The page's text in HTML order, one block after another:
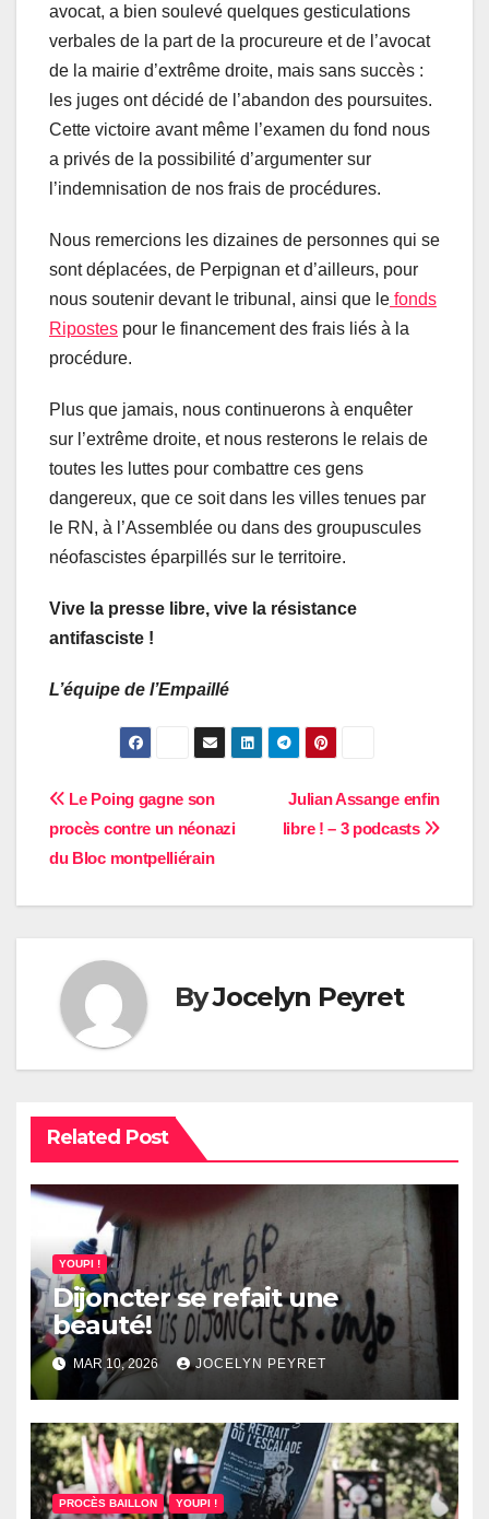
avocat, a bien soulevé quelques gesticulations
verbales de la part de la procureure et de l’avocat
de la mairie d’extrême droite, mais sans succès :
les juges ont décidé de l’abandon des poursuites.
Cette victoire avant même l’examen du fond nous
a privés de la possibilité d’argumenter sur
l’indemnisation de nos frais de procédures.
Nous remercions les dizaines de personnes qui se
sont déplacées, de Perpignan et d’ailleurs, pour
nous soutenir devant le tribunal, ainsi que le fonds
Ripostes pour le financement des frais liés à la
procédure.
Plus que jamais, nous continuerons à enquêter
sur l’extrême droite, et nous resterons le relais de
toutes les luttes pour combattre ces gens
dangereux, que ce soit dans les villes tenues par
le RN, à l’Assemblée ou dans des groupuscules
néofascistes éparpillés sur le territoire.
Vive la presse libre, vive la résistance
antifasciste !
L’équipe de l’Empaillé
Navigation
de
l’article
Julian Assange enfin
libre ! – 3 podcasts
Le Poing gagne son
procès contre un néonazi
du Bloc montpelliérain
ByJocelyn Peyret
Related Post
YOUPI !
Dijoncter se refait une
beauté!
MAR 10, 2026 JOCELYN PEYRET
PROCÈS BAILLON YOUPI !